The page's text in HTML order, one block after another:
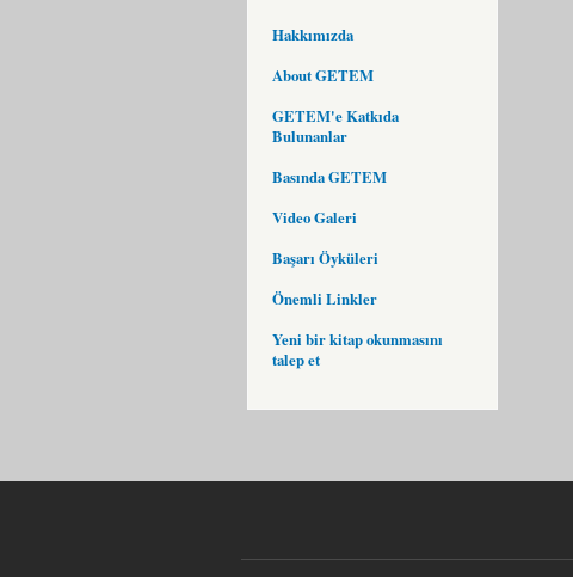
Hakkımızda
About GETEM
GETEM'e Katkıda
Bulunanlar
Basında GETEM
Video Galeri
Başarı Öyküleri
Önemli Linkler
Yeni bir kitap okunmasını
talep et